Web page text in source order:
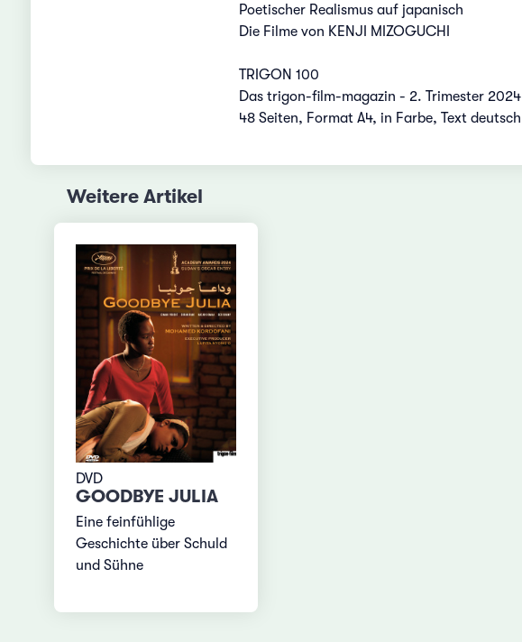
Poetischer Realismus auf japanisch
Die Filme von KENJI MIZOGUCHI
TRIGON 100
Das trigon-film-magazin - 2. Trimester 2024
48 Seiten, Format A4, in Farbe, Text deutsch
Weitere Artikel
DVD
GOODBYE JULIA
Eine feinfühlige
Geschichte über Schuld
und Sühne